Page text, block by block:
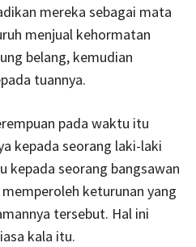
mereka sebagai mata
menjual kehormatan
belang, kemudian
tuannya.
pada waktu itu
kepada seorang laki-laki
kepada seorang bangsawan
keturunan yang
tersebut. Hal ini
kala itu.